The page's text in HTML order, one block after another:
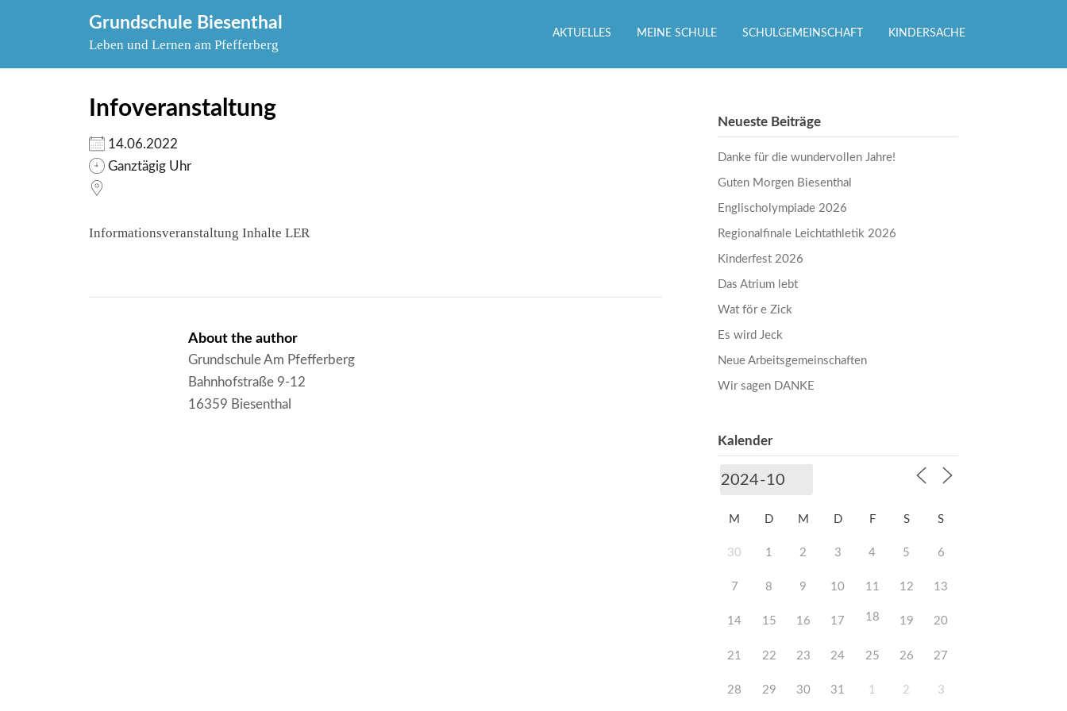
Grundschule Biesenthal
Leben und Lernen am Pfefferberg
AKTUELLES MEINE SCHULE SCHULGEMEINSCHAFT KINDERSACHE
Infoveranstaltung
14.06.2022
Ganztägig Uhr
Informationsveranstaltung Inhalte LER
About the author
Grundschule Am Pfefferberg
Bahnhofstraße 9-12
16359 Biesenthal
Neueste Beiträge
Danke für die wundervollen Jahre!
Guten Morgen Biesenthal
Englischolympiade 2026
Regionalfinale Leichtathletik 2026
Kinderfest 2026
Das Atrium lebt
Wat för e Zick
Es wird Jeck
Neue Arbeitsgemeinschaften
Wir sagen DANKE
Kalender
M D M D F S S
30 1 2 3 4 5 6
7 8 9 10 11 12 13
14 15 16 17 18 19 20
21 22 23 24 25 26 27
28 29 30 31 1 2 3